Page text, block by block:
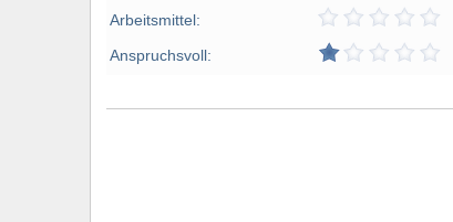
Arbeitsmittel:
Anspruchsvoll: